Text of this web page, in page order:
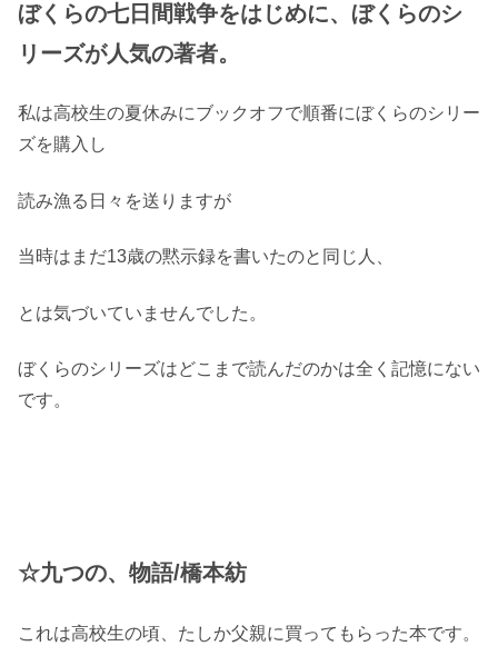
ぼくらの七日間戦争をはじめに、ぼくらのシ
リーズが人気の著者。
私は高校生の夏休みにブックオフで順番にぼくらのシリー
ズを購入し
読み漁る日々を送りますが
当時はまだ13歳の黙示録を書いたのと同じ人、
とは気づいていませんでした。
ぼくらのシリーズはどこまで読んだのかは全く記憶にない
です。
☆九つの、物語/橋本紡
これは高校生の頃、たしか父親に買ってもらった本です。